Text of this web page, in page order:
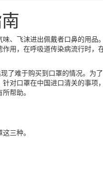
、飞沫进出佩戴者口鼻的用品
用，在呼吸道传染病流行时，
了难于购买到口罩的情况。为
对口罩在中国进口清关的事项
帮助。
三种。